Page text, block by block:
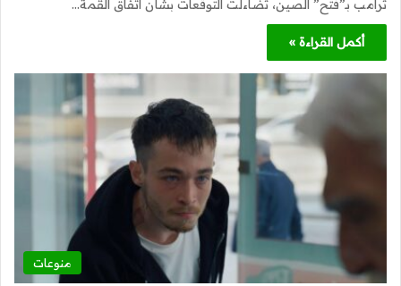
ترامب بـ”فتح” الصين، تضاءلت التوقعات بشأن اتفاق القمة…
أكمل القراءة »
منوعات